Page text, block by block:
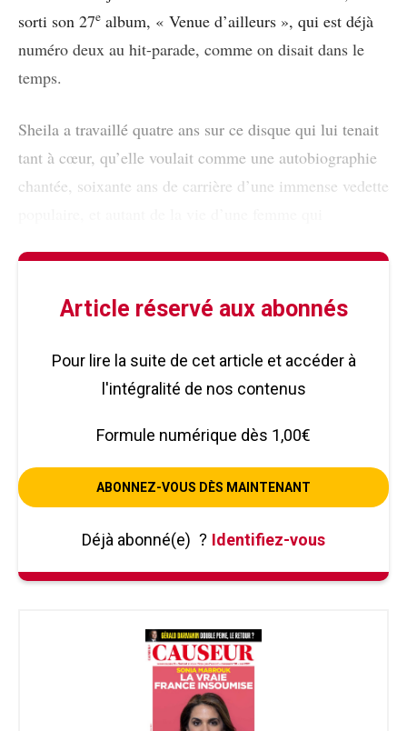
sorti son 27e album, « Venue d’ailleurs », qui est déjà
numéro deux au hit-parade, comme on disait dans le
temps.
Sheila a travaillé quatre ans sur ce disque qui lui tenait
tant à cœur, qu’elle voulait comme une autobiographie
chantée, soixante ans de carrière d’une immense vedette
Article réservé aux abonnés
Pour lire la suite de cet article et accéder à
l'intégralité de nos contenus
Formule numérique dès 1,00€
ABONNEZ-VOUS DÈS MAINTENANT
Déjà abonné(e) ? Identifiez-vous